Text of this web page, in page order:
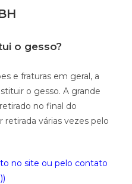
o gesso?
e fraturas em geral, a
o gesso. A grande
no final do
várias vezes pelo
no site ou pelo contato